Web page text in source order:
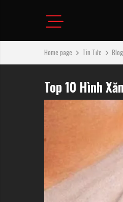
Home page Tin Tức
Top 10 Hình